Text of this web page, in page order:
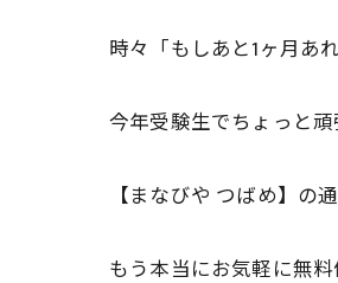
時々「もしあと1ヶ月あ
今年受験生でちょっと
【まなびや つばめ】の
もう本当にお気軽に無